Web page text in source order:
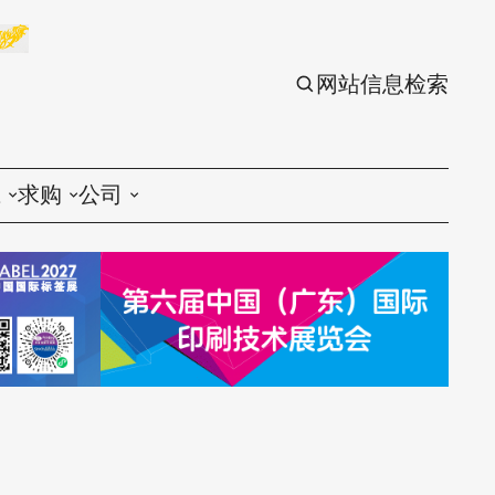
网站信息检索
备
料
求购
印刷
包装
丝印
公司
印刷
包装
丝印